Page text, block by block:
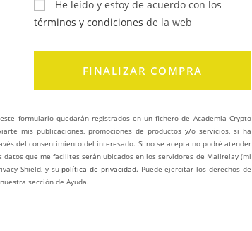
He leído y estoy de acuerdo con los
términos y condiciones de la web
FINALIZAR COMPRA
formulario quedarán registrados en un fichero de Academia Crypto
mis publicaciones, promociones de productos y/o servicios, si ha
del consentimiento del interesado. Si no se acepta no podré atender
datos que me facilites serán ubicados en los servidores de Mailrelay (mi
Shield, y supolítica de privacidad. Puede ejercitar los derechos de
sección de Ayuda.